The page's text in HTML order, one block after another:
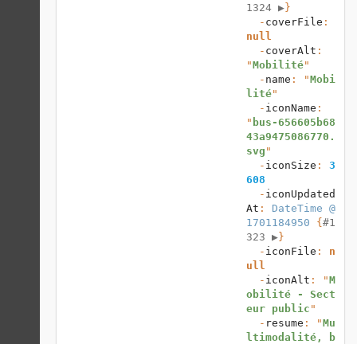
1324 ▶ }
  -
coverFile
null
  -
coverAlt :
"Mobilité"
  -
name : "Mobi
lité"
  -
iconName :
" bus-656605b68
43a9475086770.
svg "
  -
iconSize : 3
608
  -
iconUpdated
At : DateTime @
1701184950 { #1
323 ▶ }
  -
iconFile : n
ull
  -
iconAlt : "M
obilité - Sect
eur public "
  -
resume : "Mu
ltimodalité, b